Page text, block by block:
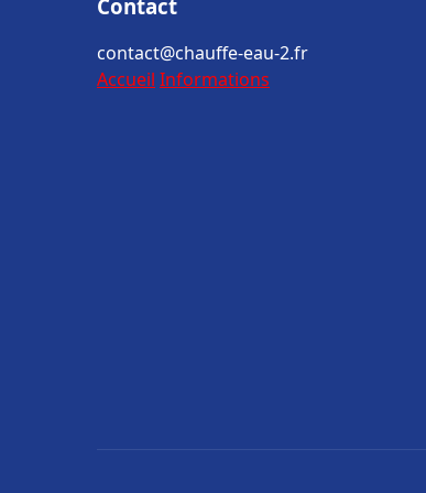
Contact
contact@chauffe-eau-2.fr
Accueil Informations